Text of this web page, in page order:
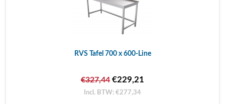
RVS Tafel 700 x 600-Line
€327,44 €229,21
Incl. BTW: €277,34